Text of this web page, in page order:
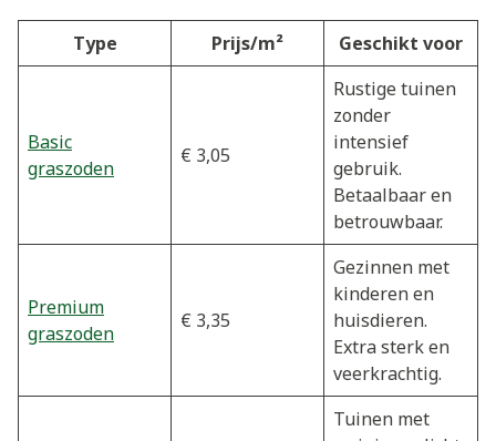
Type Prijs/m² Geschikt voor
Basic
graszoden
€ 3,05
Rustige tuinen
zonder
intensief
gebruik.
Betaalbaar en
betrouwbaar.
Premium
graszoden
€ 3,35
Gezinnen met
kinderen en
huisdieren.
Extra sterk en
veerkrachtig.
Tuinen met